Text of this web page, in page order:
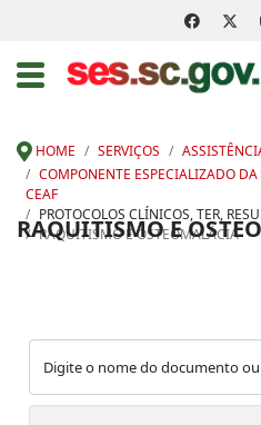
HOME SERVIÇOS
COMPONENTE ESPECIALIZADO
CEAF
PROTOCOLOS CLÍNICOS, TER,
RAQUITISMO E OSTEOMALÁCIA
RAQUITISMO E